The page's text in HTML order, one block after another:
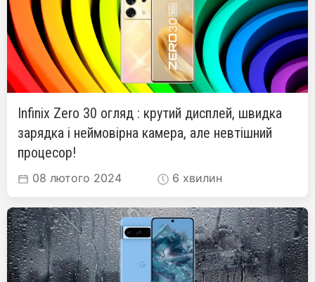
Infinix Zero 30 огляд : крутий дисплей, швидка
зарядка і неймовірна камера, але невтішний
процесор!
08 лютого 2024 6 хвилин